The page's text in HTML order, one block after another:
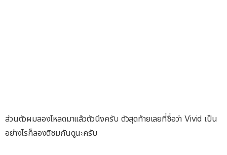
ส่วนตัวผมลองโหลดมาแล้วตัวนึงครับ ตัวสุดท้ายเลยที่ชื่อว่า Vivid เป็น
อย่างไรก็ลองติชมกันดูนะครับ